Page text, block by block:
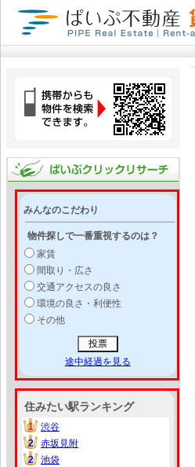
みんなのこだわり
物件探しで一番重視するのは？
家賃
間取り・広さ
交通アクセスの良さ
環境の良さ・利便性
その他
途中経過を見る
住みたい駅ランキング
1
1
渋谷
2
2
赤坂見附
2
2
池袋